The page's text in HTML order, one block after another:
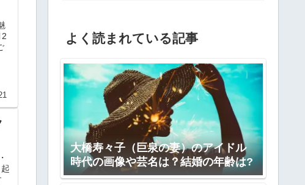
よく読まれている記事
大橋寿々子（巨泉の妻）のアイドル
時代の画像や芸名は？結婚の年齢は?